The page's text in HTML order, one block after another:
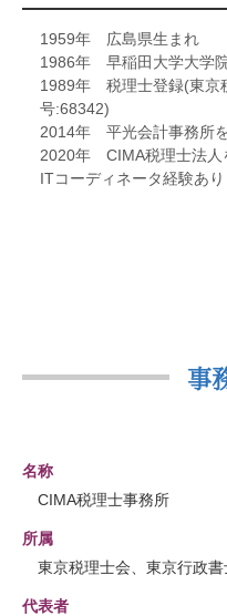
1959年 広島県生まれ
1986年 早稲田大学大学
1989年 税理士登録(東京
号:68342)
2014年 平光会計事務所
2020年 CIMA税理士法人
ITコーディネータ経験あり
事
名称
CIMA税理士事務所
所属
東京税理士会、東京行政書
代表者